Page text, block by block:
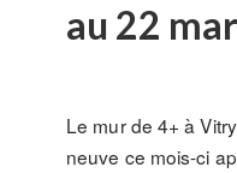
au 22
Le mur de 4+ à
neuve ce mois-ci